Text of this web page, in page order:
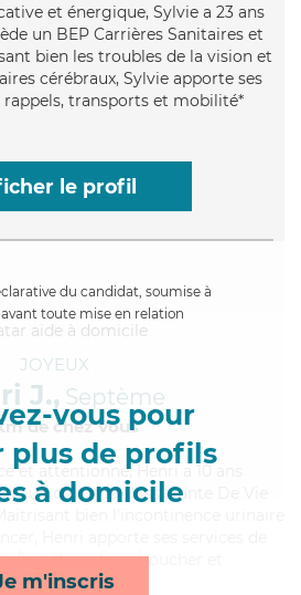
et énergique, Sylvie a 23 ans
un BEP Carrières Sanitaires et
bien les troubles de la vision et
cérébraux, Sylvie apporte ses
rappels, transports et mobilité*
le profil
du candidat, soumise à
toute mise en relation
vous pour
plus de profils
à domicile
m'inscris
JOYEUX
J., Septème
de chez Vous
et attentionné, Henri a 10 ans
un diplôme d'Assistante De Vie
habillage, lever/coucher et
de nuit*